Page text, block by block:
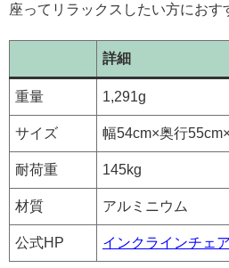
座ってリラックスしたい方におす
詳細
重量 1,291g
サイズ 幅54cm×奥行
耐荷重 145kg
材質 アルミニウム
公式HP インクラインチェア